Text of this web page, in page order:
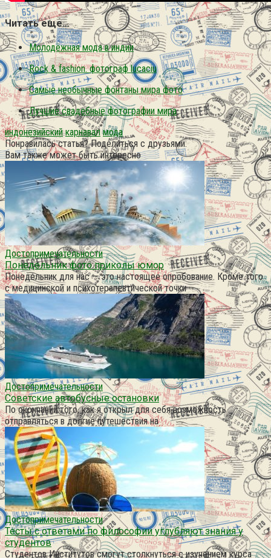
Читать еще…
Молодёжная мода в индии
Rock & fashion. фотограф lucaciu
Самые необычные фонтаны мира фото
Лучшие свадебные фотографии мира
индонезийский карнавал мода
Понравилась статья? Поделиться с друзьями:
Вам также может быть интересно
Достопримечательности
Понедельник фото приколы юмор
Понедельник для нас — это настоящее опробование. Кроме того
с медицинской и психотерапевтической точки
Достопримечательности
Советские автобусные остановки
По окончании того, как я открыл для себя возможность
отправляться в долгие путешествия на
Достопримечательности
Тесты с ответами по философии углубляют знания у
студентов
Студентов Институтов смогут столкнуться с изучением курса